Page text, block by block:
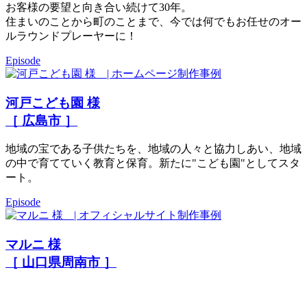
お客様の要望と向き合い続けて30年。
住まいのことから町のことまで、今では何でもお任せのオー
ルラウンドプレーヤーに！
Episode
河戸こども園 様
［ 広島市 ］
地域の宝である子供たちを、地域の人々と協力しあい、地域
の中で育てていく教育と保育。新たに"こども園"としてスタ
ート。
Episode
マルニ 様
［ 山口県周南市 ］